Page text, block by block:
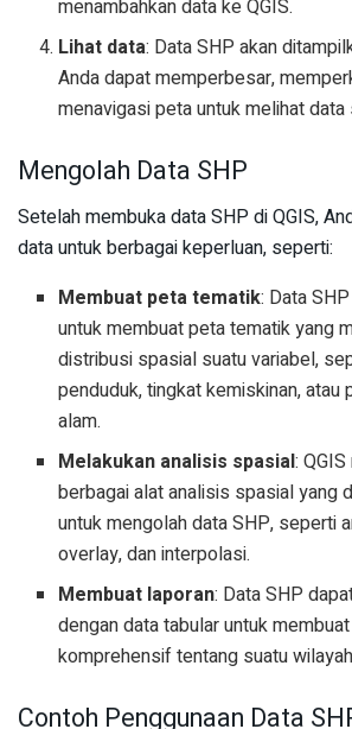
menambahkan data ke QGIS.
Lihat data: Data SHP akan
Anda dapat memperbesar,
menavigasi peta untuk melihat data
Mengolah Data SHP
Setelah membuka data SHP di QGIS,
data untuk berbagai keperluan, seperti:
Membuat peta tematik: Data
untuk membuat peta tematik yang
distribusi spasial suatu variabel,
penduduk, tingkat kemiskinan, atau
alam.
Melakukan analisis spasial:
berbagai alat analisis spasial yang
untuk mengolah data SHP, seperti
overlay, dan interpolasi.
Membuat laporan: Data SHP
dengan data tabular untuk
komprehensif tentang suatu
Contoh Penggunaan Data